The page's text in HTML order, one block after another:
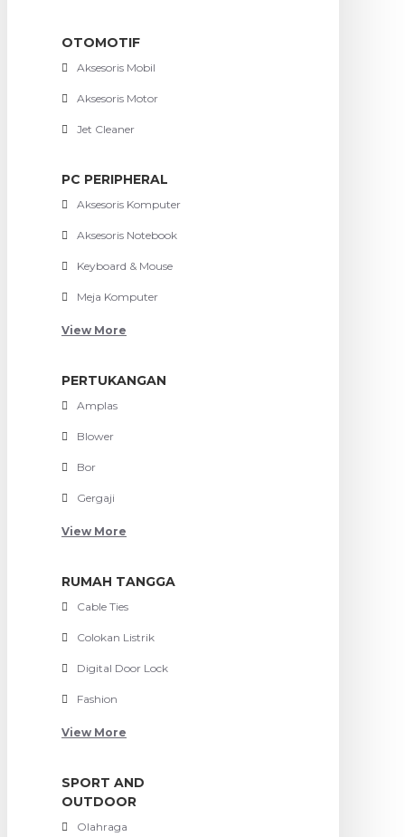
OTOMOTIF
Aksesoris Mobil
Aksesoris Motor
Jet Cleaner
PC PERIPHERAL
Aksesoris Komputer
Aksesoris Notebook
Keyboard & Mouse
Meja Komputer
View More
PERTUKANGAN
Amplas
Blower
Bor
Gergaji
View More
RUMAH TANGGA
Cable Ties
Colokan Listrik
Digital Door Lock
Fashion
View More
SPORT AND
OUTDOOR
Olahraga